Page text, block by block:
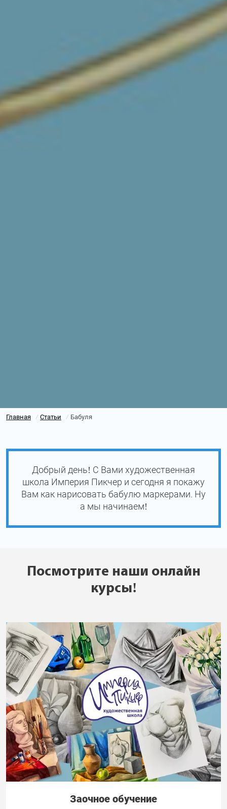
Главная / Статьи / Бабуля
Добрый день! С Вами художественная
школа Империя Пикчер и сегодня я покажу
Вам как нарисовать бабулю маркерами. Ну
а мы начинаем!
Посмотрите наши онлайн
курсы!
Заочное обучение